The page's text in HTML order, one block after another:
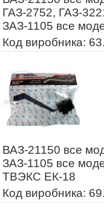
ГАЗ-2752, ГАЗ-
ЗАЗ-1105 все
Код виробника:
ВАЗ-21150 все
ЗАЗ-1105 все
ТВЭКС ЕК-18
Код виробника: